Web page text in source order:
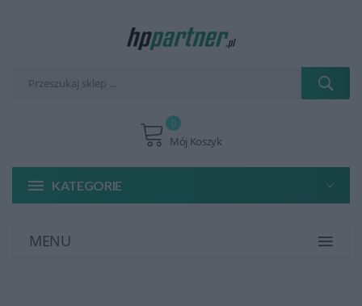
Mój Koszyk
0
KATEGORIE
MENU